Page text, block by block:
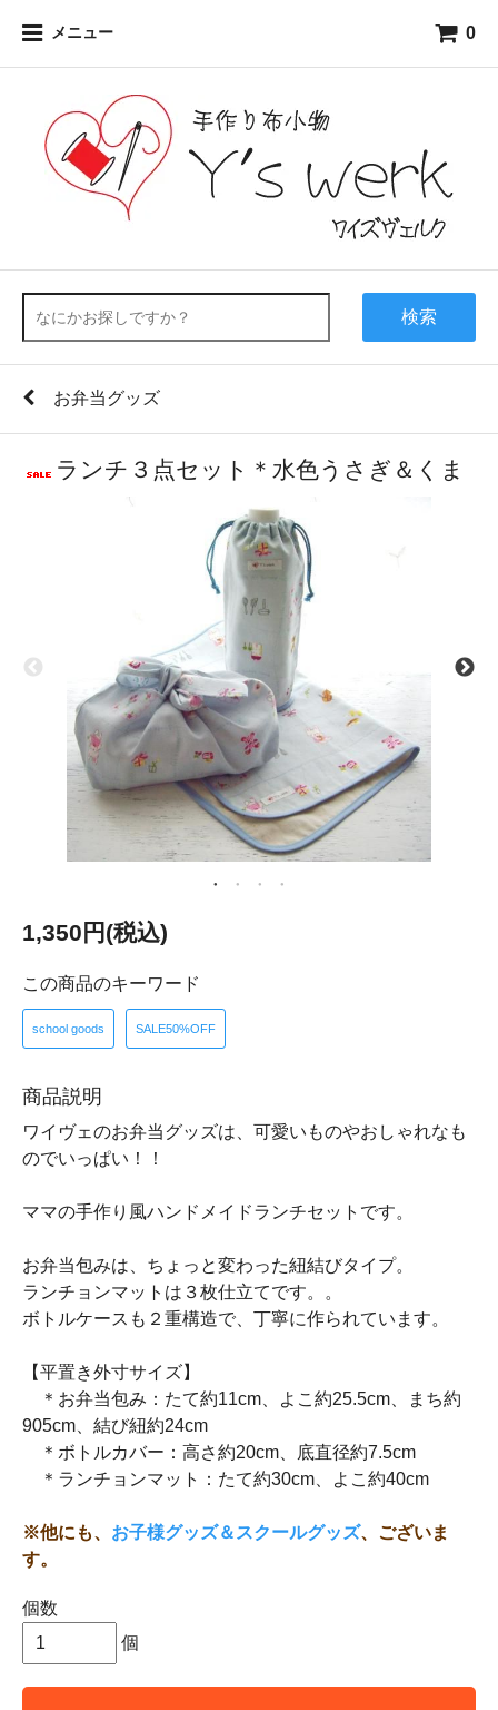
メニュー 0
検索
お弁当グッズ
ランチ３点セット＊水色うさぎ＆くま
1,350円(税込)
この商品のキーワード
school goods SALE50%OFF
商品説明
ワイヴェのお弁当グッズは、可愛いものやおしゃれなも
のでいっぱい！！
ママの手作り風ハンドメイドランチセットです。
お弁当包みは、ちょっと変わった紐結びタイプ。
ランチョンマットは３枚仕立てです。。
ボトルケースも２重構造で、丁寧に作られています。
【平置き外寸サイズ】
＊お弁当包み：たて約11cm、よこ約25.5cm、まち約
905cm、結び紐約24cm
＊ボトルカバー：高さ約20cm、底直径約7.5cm
＊ランチョンマット：たて約30cm、よこ約40cm
※他にも、 お子様グッズ＆スクールグッズ、ございま
す。
個数
個